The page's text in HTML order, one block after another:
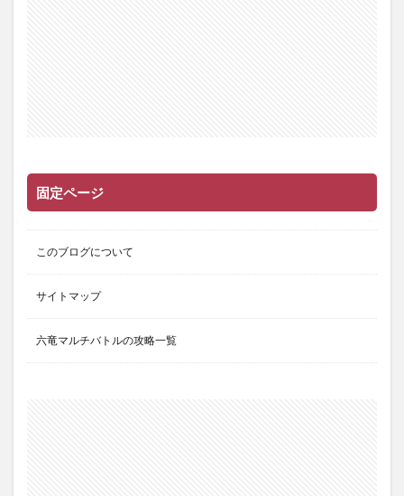
固定ページ
このブログについて
サイトマップ
六竜マルチバトルの攻略一覧